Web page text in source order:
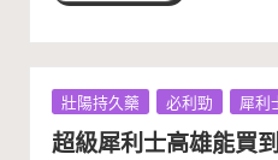
Posted
in
壯陽持久藥 必利勁 犀利
超級犀利士高雄能買